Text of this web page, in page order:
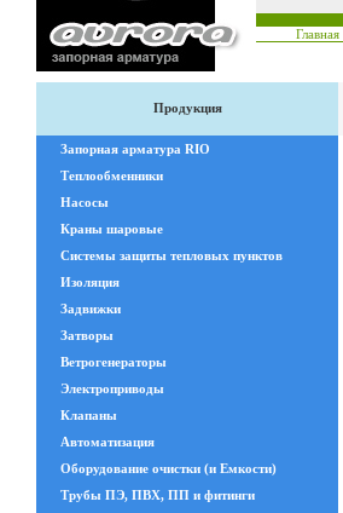
Главная
Продукция
Запорная арматура RIO
Теплообменники
Насосы
Краны шаровые
Системы защиты тепловых пунктов
Изоляция
Задвижки
Затворы
Ветрогенераторы
Электроприводы
Клапаны
Автоматизация
Оборудование очистки (и Емкости)
Трубы ПЭ, ПВХ, ПП и фитинги